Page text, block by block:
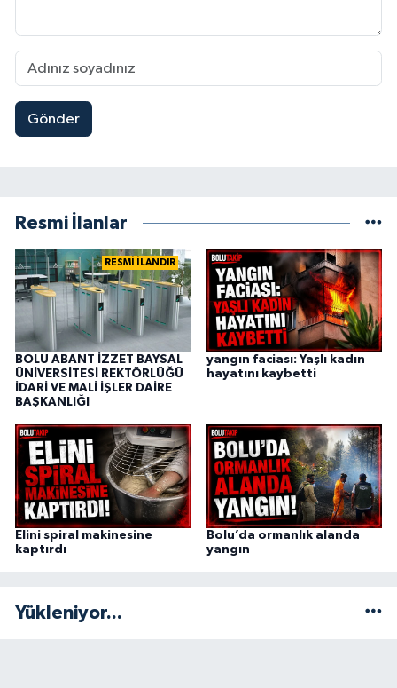
Gönder
Resmi İlanlar
RESMİ İLANDIR
BOLU ABANT İZZET BAYSAL
ÜNİVERSİTESİ REKTÖRLÜĞÜ
İDARİ VE MALİ İŞLER DAİRE
BAŞKANLIĞI
yangın faciası: Yaşlı kadın
hayatını kaybetti
Elini spiral makinesine
kaptırdı
Bolu’da ormanlık alanda
yangın
Yükleniyor...